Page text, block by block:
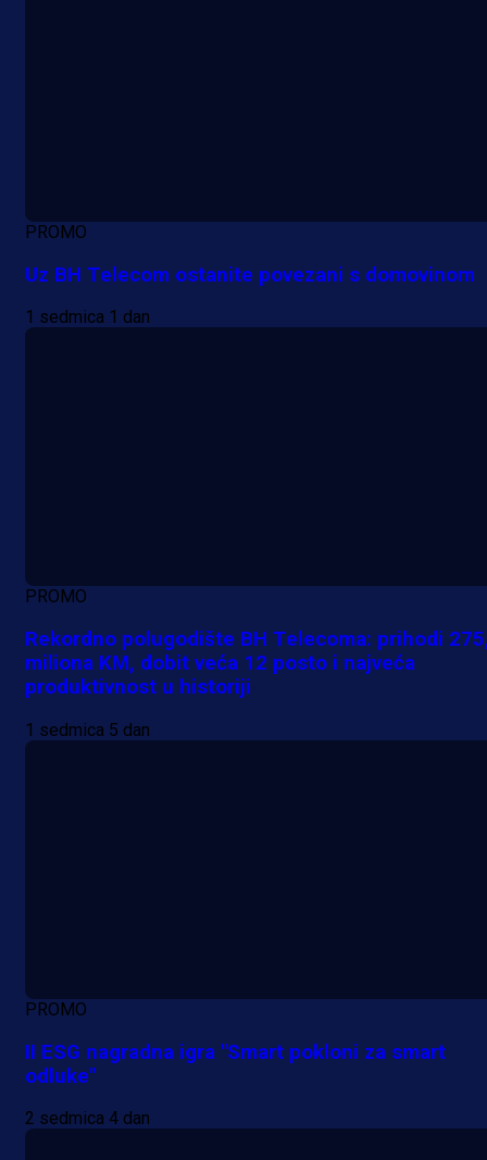
PROMO
Uz BH Telecom ostanite povezani s domovinom
1 sedmica 1 dan
PROMO
Rekordno polugodište BH Telecoma: prihodi
miliona KM, dobit veća 12 posto i najveća
produktivnost u historiji
1 sedmica 5 dan
PROMO
II ESG nagradna igra "Smart pokloni za smart
odluke"
2 sedmica 4 dan